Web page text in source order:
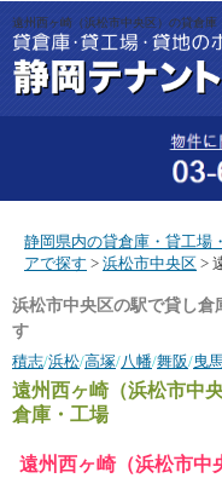
遠州西ヶ崎（浜松市中央区）の貸倉庫
静岡県内の貸倉庫・貸工場
アで探す > 浜松市中央区 >
浜松市中央区の駅で貸し
す
積志/浜松/高塚/八幡/舞阪/曳
遠州西ヶ崎（浜松市中央
倉庫・工場
遠州西ヶ崎（浜松市中